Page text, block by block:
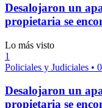
Desalojaron un
propietaria se
Lo más visto
1
Policiales y Judiciales •
Desalojaron un
propietaria se